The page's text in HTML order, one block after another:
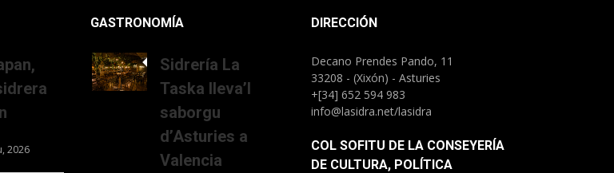
2026
GASTRONOMÍA
Sidrería La
Taska lleva’l
saborgu
d’Asturies a
Valencia
DIRECCIÓN
Decano Prendes Pando, 11
33208 - (Xixón) - Asturies
+[34] 652 594 983
info@lasidra.net/lasidra
COL SOFITU DE LA CONSEYERÍA
DE CULTURA, POLÍTICA